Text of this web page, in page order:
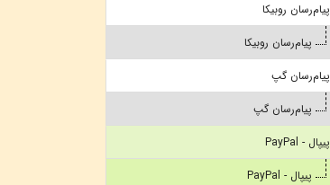
پیام‌رسان روبیکا
پیام‌رسان روبیکا
پیام‌رسان گپ
پیام‌رسان گپ
پیپال - PayPal
پیپال - PayPal